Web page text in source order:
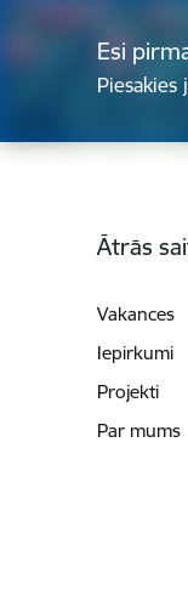
Esi
Piesakies
Ātrās
Vakances
Iepirkumi
Projekti
Par mums